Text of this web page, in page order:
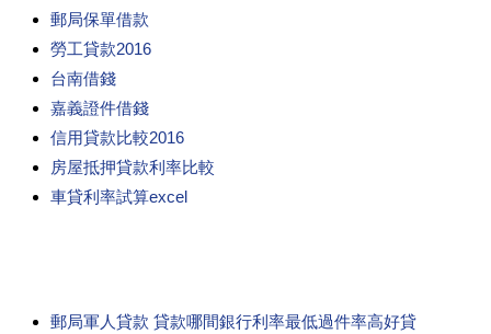
郵局保單借款
勞工貸款2016
台南借錢
嘉義證件借錢
信用貸款比較2016
房屋抵押貸款利率比較
車貸利率試算excel
郵局軍人貸款 貸款哪間銀行利率最低過件率高好貸